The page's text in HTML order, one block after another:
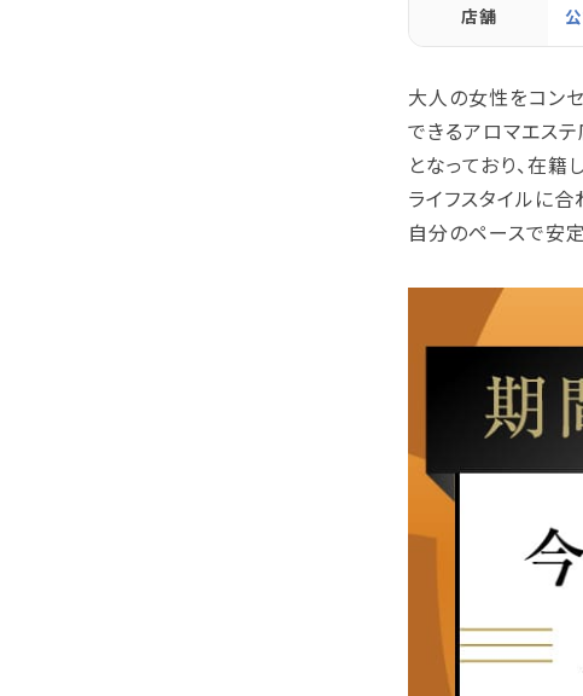
店舗
大人の女性をコン
できるアロマエス
となっており、在
ライフスタイルに
自分のペースで安